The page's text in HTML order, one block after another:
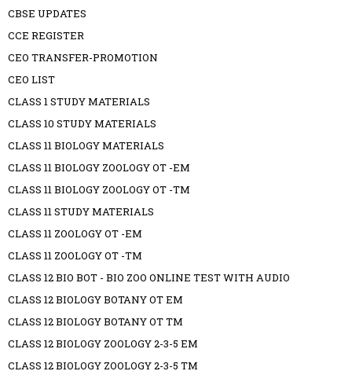
CBSE UPDATES
CCE REGISTER
CEO TRANSFER-PROMOTION
CEO LIST
CLASS 1 STUDY MATERIALS
CLASS 10 STUDY MATERIALS
CLASS 11 BIOLOGY MATERIALS
CLASS 11 BIOLOGY ZOOLOGY OT -EM
CLASS 11 BIOLOGY ZOOLOGY OT -TM
CLASS 11 STUDY MATERIALS
CLASS 11 ZOOLOGY OT -EM
CLASS 11 ZOOLOGY OT -TM
CLASS 12 BIO BOT - BIO ZOO ONLINE TEST WITH AUDIO
CLASS 12 BIOLOGY BOTANY OT EM
CLASS 12 BIOLOGY BOTANY OT TM
CLASS 12 BIOLOGY ZOOLOGY 2-3-5 EM
CLASS 12 BIOLOGY ZOOLOGY 2-3-5 TM